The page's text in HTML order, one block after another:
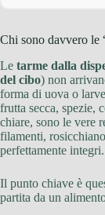
Chi sono davvero le
Le tarme dalla
del cibo) non
forma di uova o
frutta secca, spezie,
chiare, sono le vere
filamenti,
perfettamente integri.
Il punto chiave è
partita da un